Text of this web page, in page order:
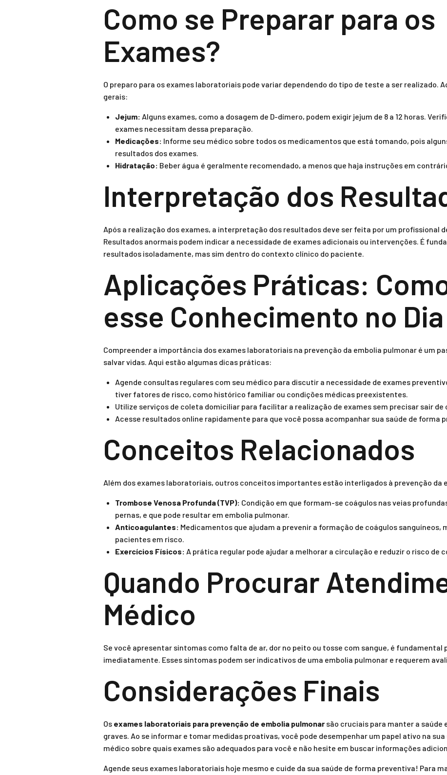
Como se Preparar para os
Exames?
O preparo para os exames laboratoriais pode variar dependendo do tipo de teste a ser realizado.
gerais:
Jejum: Alguns exames, como a dosagem de D-dímero, podem exigir jejum de 8 a 12 horas.
exames necessitam dessa preparação.
Medicações: Informe seu médico sobre todos os medicamentos que está tomando, pois
resultados dos exames.
Hidratação: Beber água é geralmente recomendado, a menos que haja instruções em
Interpretação dos
Após a realização dos exames, a interpretação dos resultados deve ser feita por um profissional
Resultados anormais podem indicar a necessidade de exames adicionais ou intervenções. É
resultados isoladamente, mas sim dentro do contexto clínico do paciente.
Aplicações Práticas:
esse Conhecimento no Dia
Compreender a importância dos exames laboratoriais na prevenção da embolia pulmonar é um
salvar vidas. Aqui estão algumas dicas práticas:
Agende consultas regulares com seu médico para discutir a necessidade de exames
tiver fatores de risco, como histórico familiar ou condições médicas preexistentes.
Utilize serviços de coleta domiciliar para facilitar a realização de exames sem precisar sair de
Acesse resultados online rapidamente para que você possa acompanhar sua saúde de forma
Conceitos Relacionados
Além dos exames laboratoriais, outros conceitos importantes estão interligados à prevenção da
Trombose Venosa Profunda (TVP): Condição em que formam-se coágulos nas veias
pernas, e que pode resultar em embolia pulmonar.
Anticoagulantes: Medicamentos que ajudam a prevenir a formação de coágulos sanguíneos,
pacientes em risco.
Exercícios Físicos: A prática regular pode ajudar a melhorar a circulação e reduzir o risco de
Quando Procurar
Médico
Se você apresentar sintomas como falta de ar, dor no peito ou tosse com sangue, é
imediatamente. Esses sintomas podem ser indicativos de uma embolia pulmonar e requerem
Considerações Finais
Os exames laboratoriais para prevenção de embolia pulmonar são cruciais para manter a saúde
graves. Ao se informar e tomar medidas proativas, você pode desempenhar um papel ativo na sua
médico sobre quais exames são adequados para você e não hesite em buscar informações
Agende seus exames laboratoriais hoje mesmo e cuide da sua saúde de forma preventiva! Para